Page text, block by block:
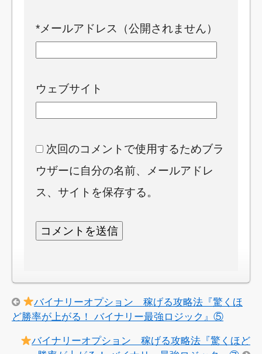
*メールアドレス（公開されません）
ウェブサイト
次回のコメントで使用するためブラ
ウザーに自分の名前、メールアドレ
ス、サイトを保存する。
バイナリーオプション 稼げる攻略法『驚くほ
ど勝率が上がる！ バイナリー最強ロジック』⑤
バイナリーオプション 稼げる攻略法『驚くほど